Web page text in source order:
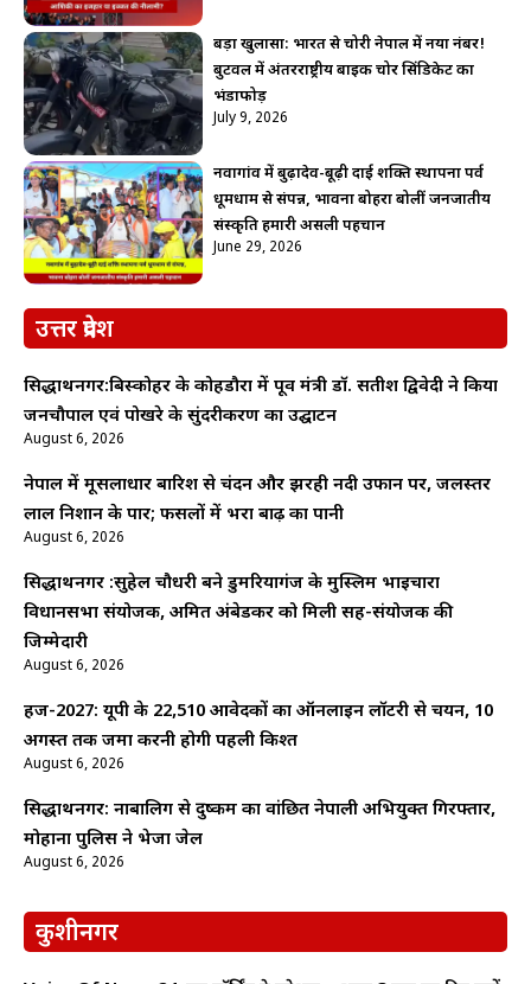
बड़ा खुलासा: भारत से चोरी नेपाल में नया नंबर!
बुटवल में अंतरराष्ट्रीय बाइक चोर सिंडिकेट का
भंडाफोड़
July 9, 2026
नवागांव में बुढ़ादेव-बूढ़ी दाई शक्ति स्थापना पर्व
धूमधाम से संपन्न, भावना बोहरा बोलीं जनजातीय
संस्कृति हमारी असली पहचान
June 29, 2026
उत्तर प्रदेश
सिद्धार्थनगर:बिस्कोहर के कोहडौरा में पूर्व मंत्री डॉ. सतीश द्विवेदी ने किया
जनचौपाल एवं पोखरे के सुंदरीकरण का उद्घाटन
August 6, 2026
नेपाल में मूसलाधार बारिश से चंदन और झरही नदी उफान पर, जलस्तर
लाल निशान के पार; फसलों में भरा बाढ़ का पानी
August 6, 2026
सिद्धार्थनगर :सुहेल चौधरी बने डुमरियागंज के मुस्लिम भाईचारा
विधानसभा संयोजक, अमित अंबेडकर को मिली सह-संयोजक की
जिम्मेदारी
August 6, 2026
हज-2027: यूपी के 22,510 आवेदकों का ऑनलाइन लॉटरी से चयन, 10
अगस्त तक जमा करनी होगी पहली किश्त
August 6, 2026
सिद्धार्थनगर: नाबालिग से दुष्कर्म का वांछित नेपाली अभियुक्त गिरफ्तार,
मोहाना पुलिस ने भेजा जेल
August 6, 2026
कुशीनगर